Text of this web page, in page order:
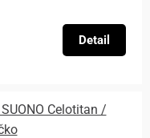
Detail
Celotitan /